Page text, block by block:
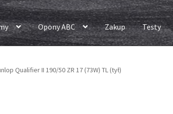
Opony ABC Zakup Testy
Qualifier II 190/50 ZR 17 (73W) TL (tył)